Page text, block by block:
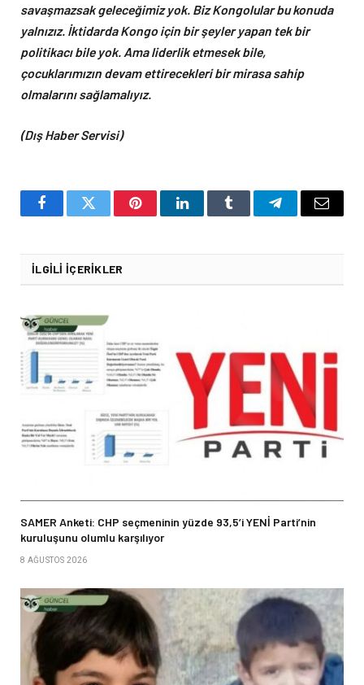
savaşmazsak geleceğimiz yok. Biz Kongolular bu konuda
yalnızız. İktidarda Kongo için bir şeyler yapan tek bir
politikacı bile yok. Ama liderlik etmesek bile,
çocuklarımızın devam ettirecekleri bir mirasa sahip
olmalarını sağlamalıyız.
(Dış Haber Servisi)
FacebookTwitter PinterestLinkedInTumblr TelegramEmail
İLGILI İÇERIKLER
SAMER Anketi: CHP seçmeninin yüzde 93,5’i YENİ Parti’nin
kuruluşunu olumlu karşılıyor
8 AĞUSTOS 2026